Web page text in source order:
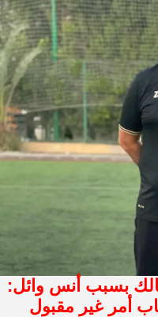
بسبب أنس وائل:
أمر غير مقبول